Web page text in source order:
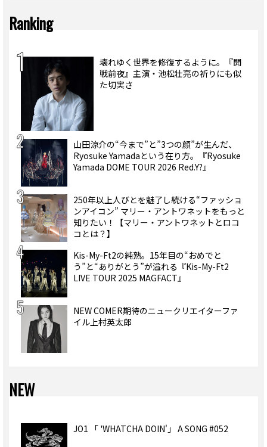
Ranking
壊れゆく世界を修復するように。『開
戦前夜』主演・池松壮亮の祈りにも似
た切実さ
山田涼介の“今まで”と”3つの顔”が生んだ、
Ryosuke Yamadaという在り方。『Ryosuke
Yamada DOME TOUR 2026 Red.Y?』
250年以上人びとを魅了し続ける“ファッショ
ンアイコン” マリー・アントワネットをもっと
知りたい！【マリー・アントワネットとロコ
コとは？】
Kis-My-Ft2の純熟。15年目の“おめでと
う”と“ありがとう”が溢れる『Kis-My-Ft2
LIVE TOUR 2025 MAGFACT』
NEW COMER期待のニュークリエイターファ
イル上村英太郎
NEW
JO1 「 'WHATCHA DOIN'」 A SONG #052